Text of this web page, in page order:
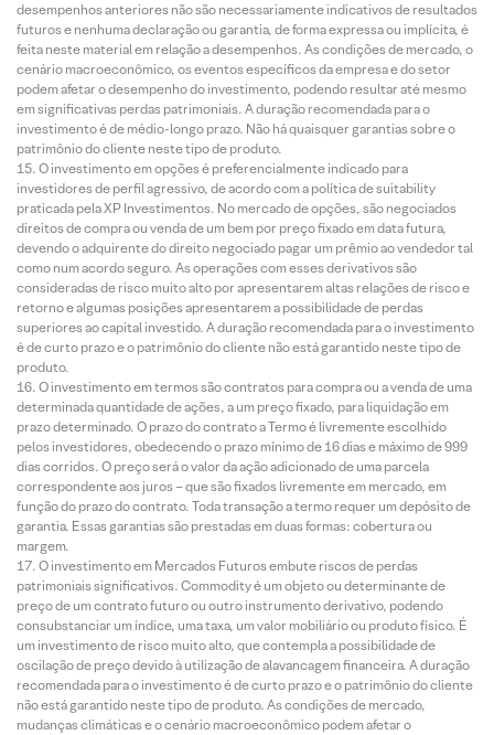
desempenhos anteriores não são necessariamente indicativos de resultados
futuros e nenhuma declaração ou garantia, de forma expressa ou implícita, é
feita neste material em relação a desempenhos. As condições de mercado, o
cenário macroeconômico, os eventos específicos da empresa e do setor
podem afetar o desempenho do investimento, podendo resultar até mesmo
em significativas perdas patrimoniais. A duração recomendada para o
investimento é de médio-longo prazo. Não há quaisquer garantias sobre o
patrimônio do cliente neste tipo de produto.
O investimento em opções é preferencialmente indicado para
investidores de perfil agressivo, de acordo com a política de suitability
praticada pela XP Investimentos. No mercado de opções, são negociados
direitos de compra ou venda de um bem por preço fixado em data futura,
devendo o adquirente do direito negociado pagar um prêmio ao vendedor tal
como num acordo seguro. As operações com esses derivativos são
consideradas de risco muito alto por apresentarem altas relações de risco e
retorno e algumas posições apresentarem a possibilidade de perdas
superiores ao capital investido. A duração recomendada para o investimento
é de curto prazo e o patrimônio do cliente não está garantido neste tipo de
produto.
O investimento em termos são contratos para compra ou a venda de uma
determinada quantidade de ações, a um preço fixado, para liquidação em
prazo determinado. O prazo do contrato a Termo é livremente escolhido
pelos investidores, obedecendo o prazo mínimo de 16 dias e máximo de 999
dias corridos. O preço será o valor da ação adicionado de uma parcela
correspondente aos juros – que são fixados livremente em mercado, em
função do prazo do contrato. Toda transação a termo requer um depósito de
garantia. Essas garantias são prestadas em duas formas: cobertura ou
margem.
O investimento em Mercados Futuros embute riscos de perdas
patrimoniais significativos. Commodity é um objeto ou determinante de
preço de um contrato futuro ou outro instrumento derivativo, podendo
consubstanciar um índice, uma taxa, um valor mobiliário ou produto físico. É
um investimento de risco muito alto, que contempla a possibilidade de
oscilação de preço devido à utilização de alavancagem financeira. A duração
recomendada para o investimento é de curto prazo e o patrimônio do cliente
não está garantido neste tipo de produto. As condições de mercado,
mudanças climáticas e o cenário macroeconômico podem afetar o